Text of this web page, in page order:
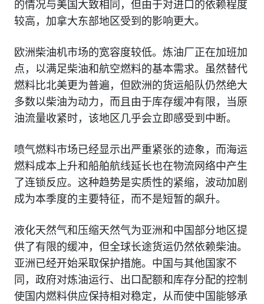
的情况与美国大致相同，但由于对进口的依赖程度
较高，加拿大东部地区受到的影响更大。
欧洲柴油机市场的宽容度较低。炼油厂正在加班加
点，以满足柴油和航空燃料的基本需求。虽然替代
燃料比北美更为普遍，但欧洲的货运船队仍然绝大
多数以柴油为动力，而且由于库存缓冲有限，当原
油流量收紧时，该地区几乎会立即感受到中断。
喷气燃料市场已经显示出严重紧张的迹象，而海运
燃料成本上升和船舶航线延长也在物流网络中产生
了连锁反应。这种趋势是实质性的紧缩，波动加剧
成为本季度的主要特征，而不是短暂的飙升。
液化天然气和压缩天然气为亚洲和中国部分地区提
供了有限的缓冲，但全球长途货运仍然依赖柴油。
亚洲已经开始采取保护措施。中国与其他国家不
同，政府对炼油运行、出口配额和库存分配的控制
使国内燃料供应保持相对稳定，从而使中国能够承